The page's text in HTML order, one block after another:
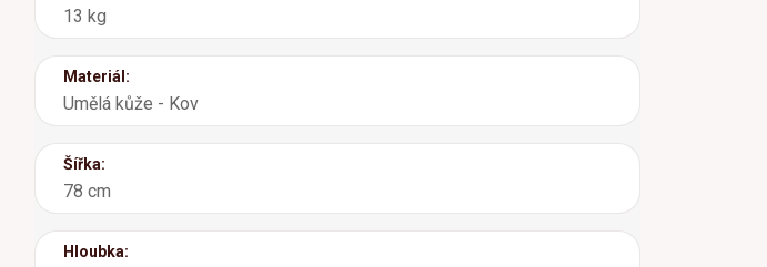
13 kg
Materiál:
Umělá kůže - Kov
Šířka:
78 cm
Hloubka: